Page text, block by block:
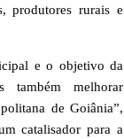
produtores rurais e
e o objetivo da
também melhorar
de Goiânia”,
catalisador para a